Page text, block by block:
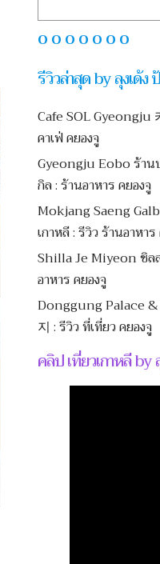
O O O O O O O
รีวิวล่าสุด by ลุงเด้ง
Cafe SOL Gyeongju
คาเฟ่ คยองจู
Gyeongju Eobo ร้าน
กิล : ร้านอาหาร คยองจู
Mokjang Saeng
เกาหลี : รีวิว ร้านอาหา
Shilla Je Miyeon ชิล
อาหาร คยองจู
Donggung Palace
지 : รีวิว ที่เที่ยว คยองจู
คลิป เที่ยวเกาหลี by